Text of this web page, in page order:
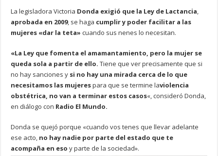
La legisladora Victoria Donda exigió que la Ley de Lactancia,
aprobada en 2009, se haga cumplir y poder facilitar a las
mujeres «dar la teta» cuando sus nenes lo necesitan.
«La Ley que fomenta el amamantamiento, pero la mujer se
queda sola a partir de ello.Tiene que ver precisamente que si
no hay sanciones y si no hay una mirada cerca de lo que
necesitamos las mujerespara que se termine laviolencia
obstétrica, no van a terminar estos casos«, consideró Donda,
en diálogo con Radio El Mundo.
Donda se quejó porque «cuando vos tenes que llevar adelante
ese acto, no hay nadie por parte del estado que te
acompaña en esoy parte de la sociedad».